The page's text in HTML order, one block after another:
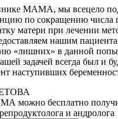
МАМА, мы всецело
по сокращению числа
матери при лечении
нашим
«лишних» в данной
задачей всегда был и
наступивших
можно бесплатно
и андролога